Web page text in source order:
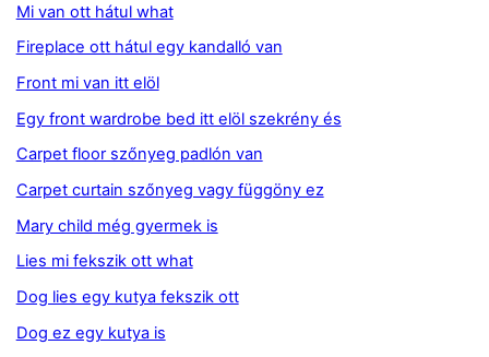
Mi van ott hátul what
Fireplace ott hátul egy kandalló van
Front mi van itt elöl
Egy front wardrobe bed itt elöl szekrény és
Carpet floor szőnyeg padlón van
Carpet curtain szőnyeg vagy függöny ez
Mary child még gyermek is
Lies mi fekszik ott what
Dog lies egy kutya fekszik ott
Dog ez egy kutya is